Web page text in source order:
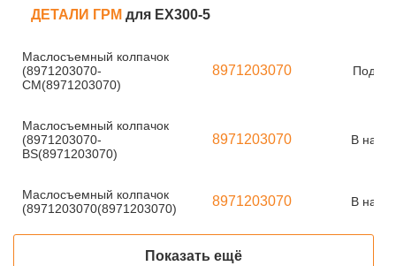
ДЕТАЛИ ГРМ для EX300-5
Маслосъемный колпачок
(8971203070-
CM(8971203070)
8971203070 Под
Маслосъемный колпачок
(8971203070-
BS(8971203070)
8971203070 В
Маслосъемный колпачок
(8971203070(8971203070)
8971203070 В
Показать ещё